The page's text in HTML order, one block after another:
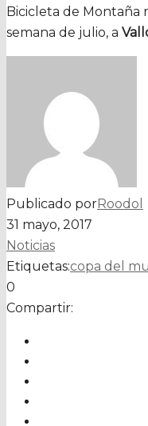
Bicicleta de Montaña
semana de julio, a
Publicado porRoodol
31 mayo, 2017
Noticias
Etiquetas:copa del
0
Compartir: